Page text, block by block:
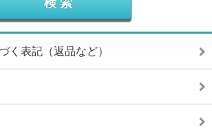
く表記（返品など）